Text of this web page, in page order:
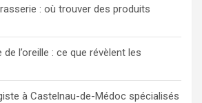
: où trouver des produits
l’oreille : ce que révèlent les
à Castelnau-de-Médoc spécialisés